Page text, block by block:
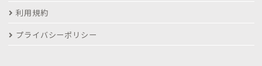
利用規約
プライバシーポリシー